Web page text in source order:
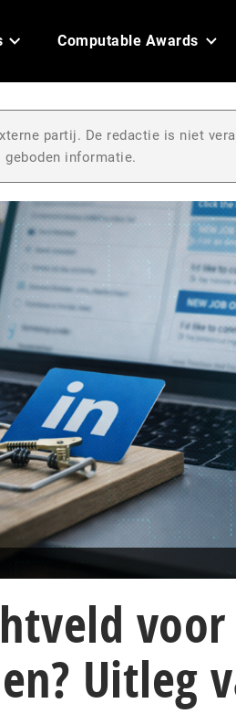
Computable Awards
partij. De redactie is niet
geboden informatie.
voor
Uitleg